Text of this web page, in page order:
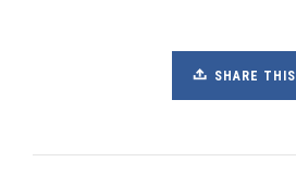
SHARE THIS